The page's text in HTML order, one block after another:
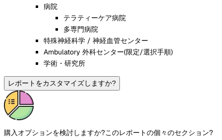
病院
テラティーケア病院
多専門病院
特殊神経科学 / 神経血管センター
Ambulatory 外科センター(限定/選択手順)
学術・研究所
レポートをカスタマイズしますか?
購入オプションを検討しますか?このレポートの個々のセクション?